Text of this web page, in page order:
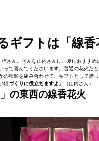
ギフトは「線
さん。そんな山内さんに、夏におすす
て喜んでくださいます。普通の花火だ
種類を組み合わせて、ギフトとして贈
出づくりに役立ちますよ 」（山内さん）
の東西の線香花火